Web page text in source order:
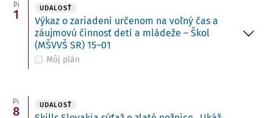
Pi
1 UDALOSŤ
Výkaz o zariadení určenom na voľný čas a
záujmovú činnosť detí a mládeže – Škol
(MŠVVŠ SR) 15–01
Môj plán
Pi
8 UDALOSŤ